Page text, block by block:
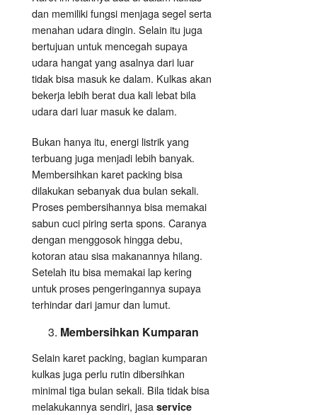
dan memiliki fungsi menjaga segel serta
menahan udara dingin. Selain itu juga
bertujuan untuk mencegah supaya
udara hangat yang asalnya dari luar
tidak bisa masuk ke dalam. Kulkas akan
bekerja lebih berat dua kali lebat bila
udara dari luar masuk ke dalam.
Bukan hanya itu, energi listrik yang
terbuang juga menjadi lebih banyak.
Membersihkan karet packing bisa
dilakukan sebanyak dua bulan sekali.
Proses pembersihannya bisa memakai
sabun cuci piring serta spons. Caranya
dengan menggosok hingga debu,
kotoran atau sisa makanannya hilang.
Setelah itu bisa memakai lap kering
untuk proses pengeringannya supaya
terhindar dari jamur dan lumut.
Membersihkan Kumparan
Selain karet packing, bagian kumparan
kulkas juga perlu rutin dibersihkan
minimal tiga bulan sekali. Bila tidak bisa
melakukannya sendiri, jasa service